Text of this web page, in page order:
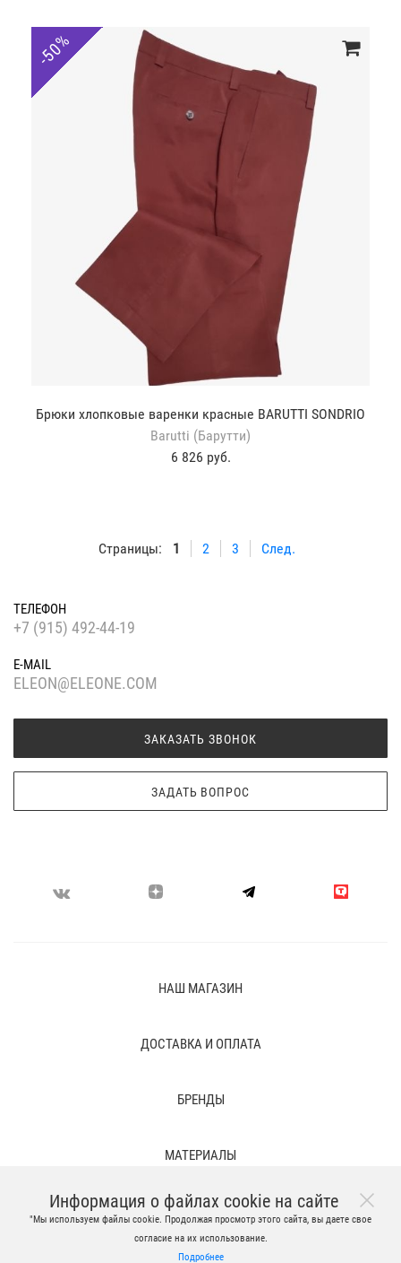
-50%
Брюки хлопковые варенки красные BARUTTI SONDRIO
Barutti (Барутти)
6 826 руб.
Страницы: 1 2 3 След.
ТЕЛЕФОН
+7 (915) 492-44-19
E-MAIL
ELEON@ELEONE.COM
ЗАКАЗАТЬ ЗВОНОК
ЗАДАТЬ ВОПРОС
НАШ МАГАЗИН
ДОСТАВКА И ОПЛАТА
БРЕНДЫ
МАТЕРИАЛЫ
ПРАВОВЫЕ ПОЛОЖЕНИЯ И ВРЕМЕННЫЕ ФАЙЛЫ
Информация о файлах cookie на сайте
"Мы используем файлы cookie. Продолжая просмотр этого сайта, вы даете свое
согласие на их использование.
Подробнее